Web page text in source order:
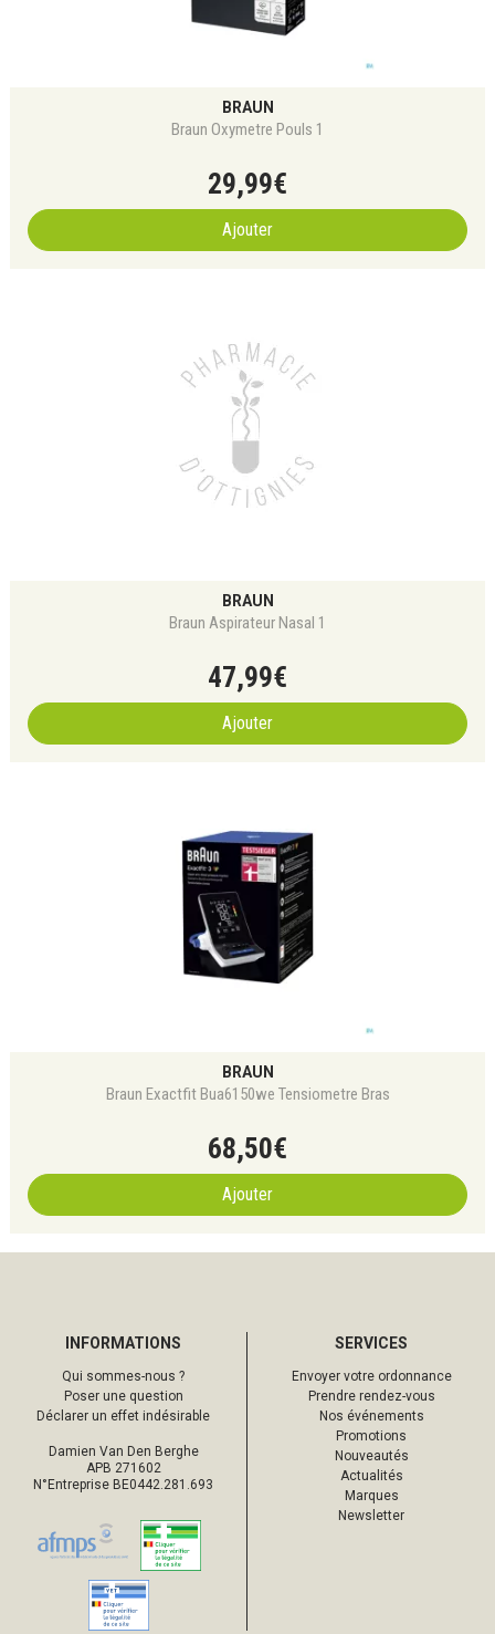
BRAUN
Braun Oxymetre Pouls 1
29,99€
Ajouter
BRAUN
Braun Aspirateur Nasal 1
47,99€
Ajouter
BRAUN
Braun Exactfit Bua6150we Tensiometre Bras
68,50€
Ajouter
INFORMATIONS
Qui sommes-nous ?
Poser une question
Déclarer un effet indésirable
Damien Van Den Berghe
APB 271602
N°Entreprise BE0442.281.693
SERVICES
Envoyer votre ordonnance
Prendre rendez-vous
Nos événements
Promotions
Nouveautés
Actualités
Marques
Newsletter